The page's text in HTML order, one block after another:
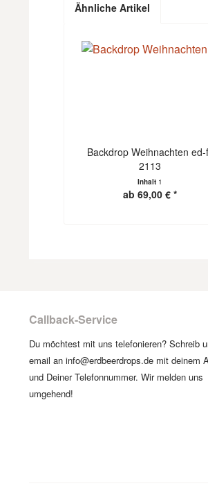
Ähnliche Artikel
Backdrop Weihnachten ed-
2113
Inhalt 1
ab 69,00 € *
Callback-Service
Du möchtest mit uns telefonieren? Schreib
email an info@erdbeerdrops.de mit deinem
und Deiner Telefonnummer. Wir melden uns
umgehend!